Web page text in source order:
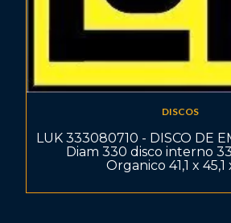
DISCOS
LUK 333080710 - DISCO DE
Diam 330 disco interno
Organico 41,1 x 45,1